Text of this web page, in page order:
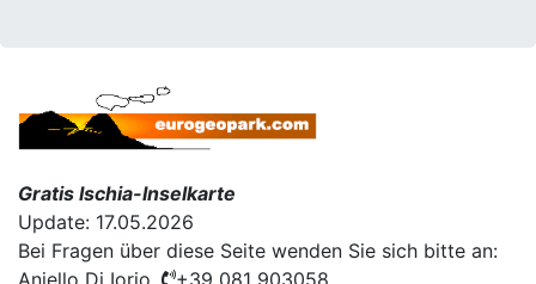
Gratis Ischia-Inselkarte
Update: 17.05.2026
Bei Fragen über diese Seite wenden Sie sich bitte an: